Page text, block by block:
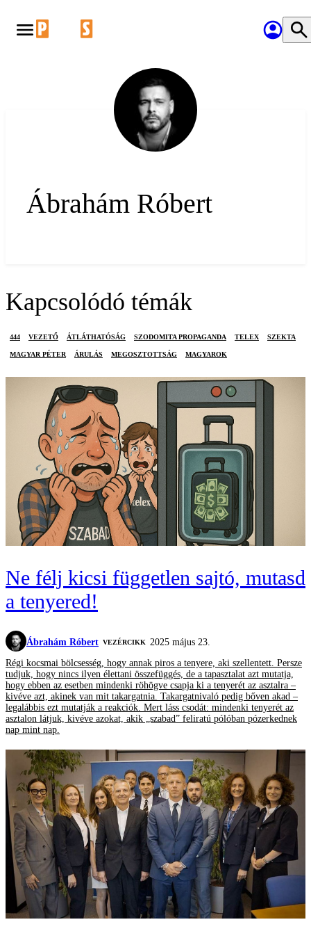
Ábrahám Róbert
Kapcsolódó témák
444 VEZETŐ ÁTLÁTHATÓSÁG SZODOMITA PROPAGANDA TELEX SZEKTA
MAGYAR PÉTER ÁRULÁS MEGOSZTOTTSÁG MAGYAROK
Ne félj kicsi független sajtó, mutasd
a tenyered!
Ábrahám Róbert VEZÉRCIKK
2025 május 23.
Régi kocsmai bölcsesség, hogy annak piros a tenyere, aki szellentett. Persze
tudjuk, hogy nincs ilyen élettani összefüggés, de a tapasztalat azt mutatja,
hogy ebben az esetben mindenki röhögve csapja ki a tenyerét az asztalra –
kivéve azt, akinek van mit takargatnia. Takargatnivaló pedig bőven akad –
legalábbis ezt mutatják a reakciók. Mert láss csodát: mindenki tenyerét az
asztalon látjuk, kivéve azokat, akik „szabad” feliratú pólóban pózerkednek
nap mint nap.